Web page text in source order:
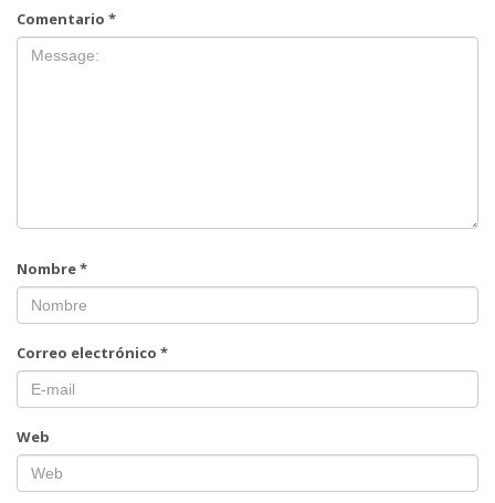
Comentario *
Nombre*
Correo electrónico *
Web